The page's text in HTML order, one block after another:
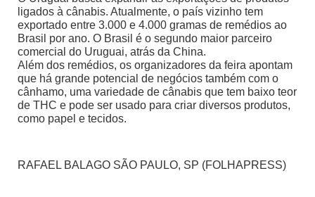
ligados à cânabis. Atualmente, o país vizinho tem
exportado entre 3.000 e 4.000 gramas de remédios ao
Brasil por ano. O Brasil é o segundo maior parceiro
comercial do Uruguai, atrás da China.
Além dos remédios, os organizadores da feira apontam
que há grande potencial de negócios também com o
cânhamo, uma variedade de cânabis que tem baixo teor
de THC e pode ser usado para criar diversos produtos,
como papel e tecidos.
RAFAEL BALAGO SÃO PAULO, SP (FOLHAPRESS)